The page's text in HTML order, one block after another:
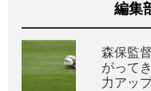
編集
森保監
がって
力アップ